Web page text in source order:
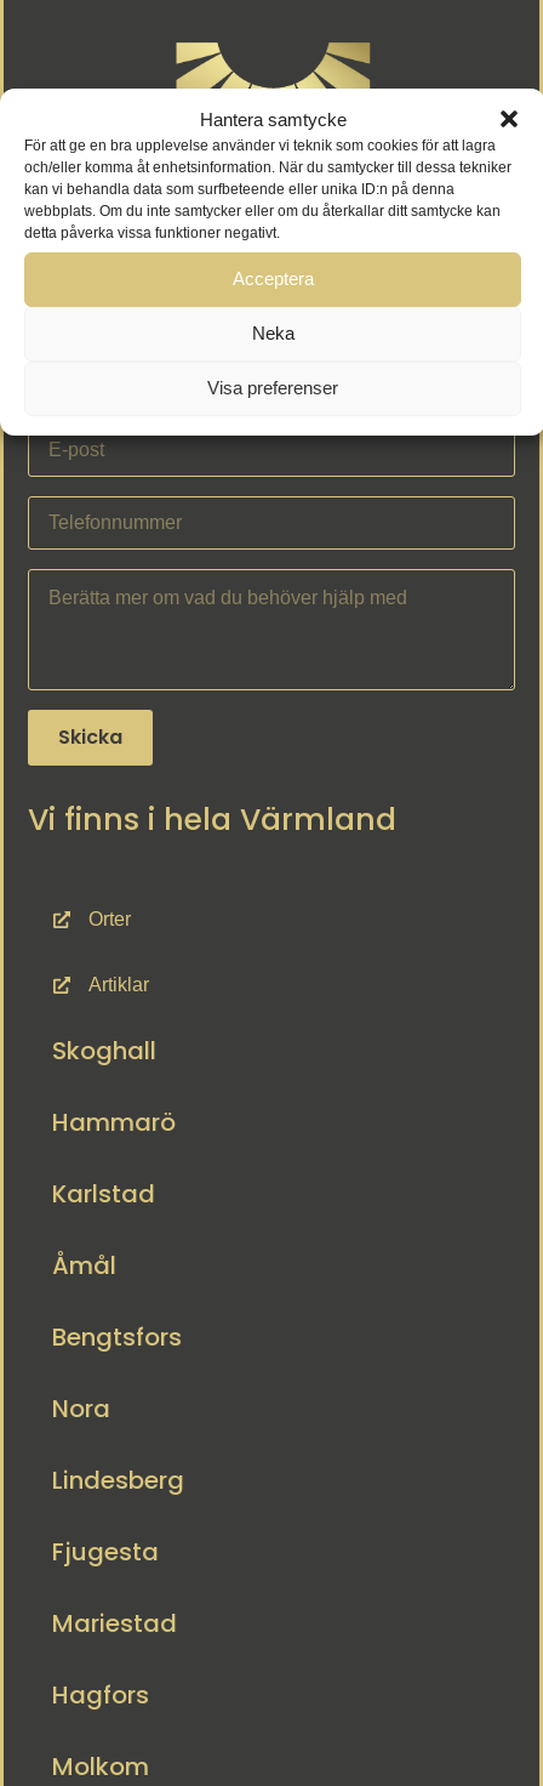
Hantera samtycke
För att ge en bra upplevelse använder vi teknik som cookies för att lagra
och/eller komma åt enhetsinformation. När du samtycker till dessa tekniker
kan vi behandla data som surfbeteende eller unika ID:n på denna
webbplats. Om du inte samtycker eller om du återkallar ditt samtycke kan
detta påverka vissa funktioner negativt.
Acceptera
Neka
Visa preferenser
Skicka
Vi finns i hela Värmland
Orter
Artiklar
Skoghall
Hammarö
Karlstad
Åmål
Bengtsfors
Nora
Lindesberg
Fjugesta
Mariestad
Hagfors
Molkom